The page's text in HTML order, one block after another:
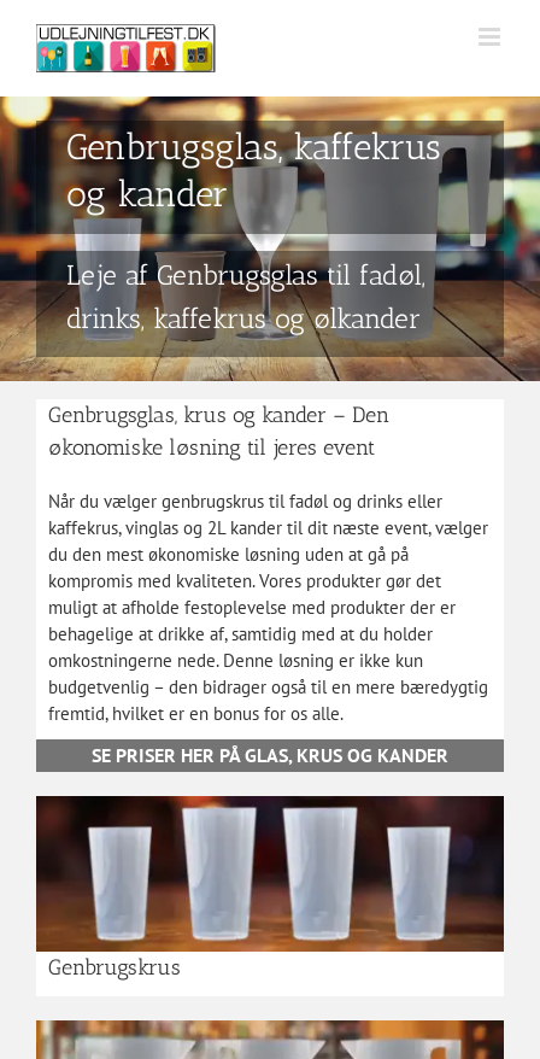
content
Genbrugsglas, kaffekrus
og kander
Leje af Genbrugsglas til fadøl,
drinks, kaffekrus og ølkander
Genbrugsglas, krus og kander – Den
økonomiske løsning til jeres event
Når du vælger genbrugskrus til fadøl og drinks eller
kaffekrus, vinglas og 2L kander til dit næste event, vælger
du den mest økonomiske løsning uden at gå på
kompromis med kvaliteten. Vores produkter gør det
muligt at afholde festoplevelse med produkter der er
behagelige at drikke af, samtidig med at du holder
omkostningerne nede. Denne løsning er ikke kun
budgetvenlig – den bidrager også til en mere bæredygtig
fremtid, hvilket er en bonus for os alle.
SE PRISER HER PÅ GLAS, KRUS OG KANDER
Genbrugskrus